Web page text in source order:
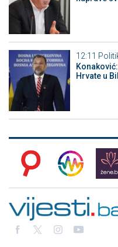
12:11
Hrvate u